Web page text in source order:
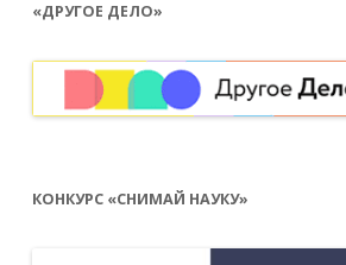
«ДРУГОЕ ДЕЛО»
КОНКУРС «СНИМАЙ НАУКУ»